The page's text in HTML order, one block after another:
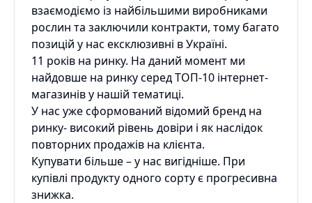
взаємодіємо із найбільшими виробниками
рослин та заключили контракти, тому багато
позицій у нас ексклюзивні в Україні.
11 років на ринку. На даний момент ми
найдовше на ринку серед ТОП-10 інтернет-
магазинів у нашій тематиці.
У нас уже сформований відомий бренд на
ринку- високий рівень довіри і як наслідок
повторних продажів на клієнта.
Купувати більше – у нас вигідніше. При
купівлі продукту одного сорту є прогресивна
знижка.